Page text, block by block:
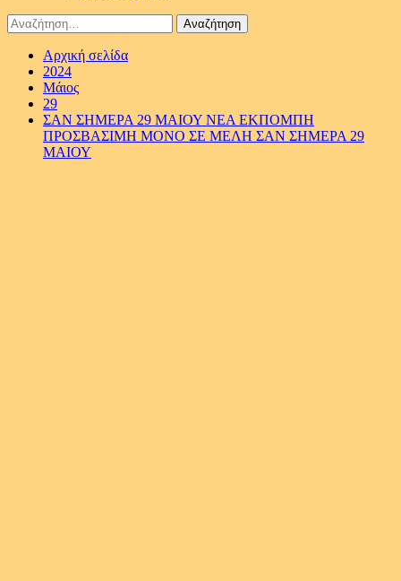
Αναζήτηση
για:
Αρχική σελίδα
2024
Μάιος
29
ΣΑΝ ΣΗΜΕΡΑ 29 ΜΑΙΟΥ ΝΕΑ ΕΚΠΟΜΠΗ
ΠΡΟΣΒΑΣΙΜΗ ΜΟΝΟ ΣΕ ΜΕΛΗ ΣΑΝ ΣΗΜΕΡΑ 29
ΜΑΙΟΥ